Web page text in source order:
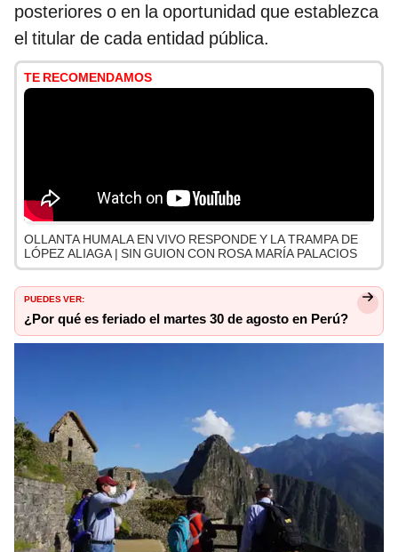
posteriores o en la oportunidad que establezca
el titular de cada entidad pública.
TE RECOMENDAMOS
OLLANTA HUMALA EN VIVO RESPONDE Y LA TRAMPA DE
LÓPEZ ALIAGA | SIN GUION CON ROSA MARÍA PALACIOS
PUEDES VER:
¿Por qué es feriado el martes 30 de agosto en Perú?